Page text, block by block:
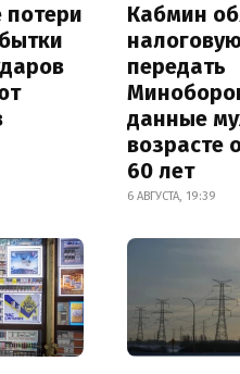
Кабмин
передать
данные
возрасте
60 лет
6 АВГУСТА, 19:39